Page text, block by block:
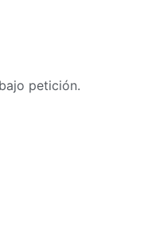
petición.